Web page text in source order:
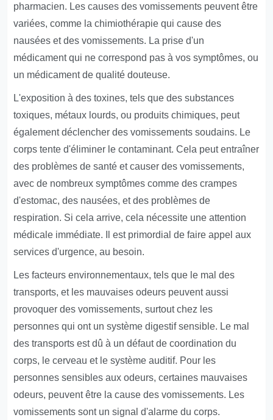
pharmacien. Les causes des vomissements peuvent être
variées, comme la chimiothérapie qui cause des
nausées et des vomissements. La prise d'un
médicament qui ne correspond pas à vos symptômes, ou
un médicament de qualité douteuse.
L'exposition à des toxines, tels que des substances
toxiques, métaux lourds, ou produits chimiques, peut
également déclencher des vomissements soudains. Le
corps tente d'éliminer le contaminant. Cela peut entraîner
des problèmes de santé et causer des vomissements,
avec de nombreux symptômes comme des crampes
d'estomac, des nausées, et des problèmes de
respiration. Si cela arrive, cela nécessite une attention
médicale immédiate. Il est primordial de faire appel aux
services d'urgence, au besoin.
Les facteurs environnementaux, tels que le mal des
transports, et les mauvaises odeurs peuvent aussi
provoquer des vomissements, surtout chez les
personnes qui ont un système digestif sensible. Le mal
des transports est dû à un défaut de coordination du
corps, le cerveau et le système auditif. Pour les
personnes sensibles aux odeurs, certaines mauvaises
odeurs, peuvent être la cause des vomissements. Les
vomissements sont un signal d'alarme du corps.